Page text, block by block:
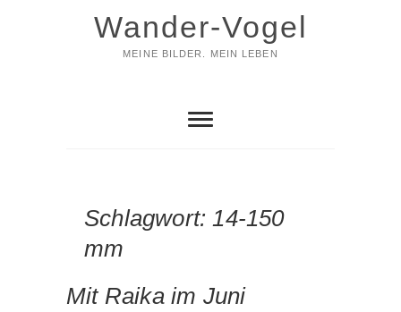
Wander-Vogel
MEINE BILDER. MEIN LEBEN
Schlagwort:14-150
mm
Mit Raika im Juni